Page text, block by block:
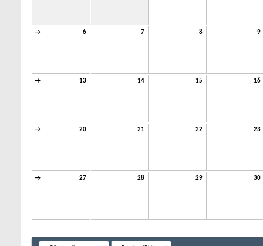
→ 6 7 8 9
→ 13 14 15 16
→ 20 21 22 23
→ 27 28 29 30